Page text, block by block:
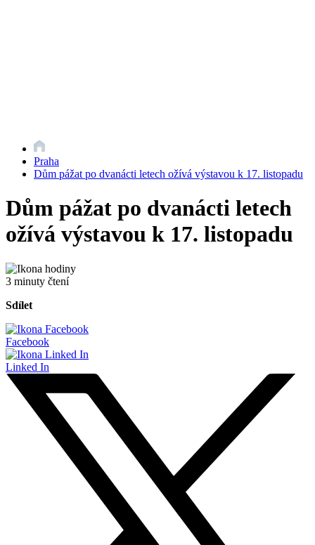
Praha
Dům pážat po dvanácti letech ožívá výstavou k 17. listopadu
Dům pážat po dvanácti letech
ožívá výstavou k 17. listopadu
3 minuty čtení
Sdílet
Facebook
Linked In